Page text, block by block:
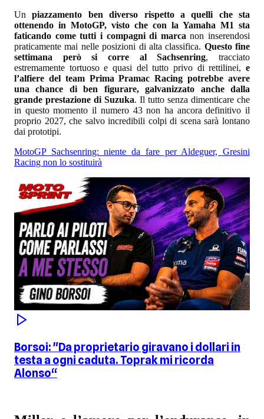
Un piazzamento ben diverso rispetto a quelli che sta
ottenendo in MotoGP, visto che con la Yamaha M1 sta
faticando come tutti i compagni di marcanon inserendosi
praticamente mai nelle posizioni di alta classifica. Questo fine
settimana però si corre al Sachsenring, tracciato
estremamente tortuoso e quasi del tutto privo di rettilinei, e
l’alfiere del team Prima Pramac Racing potrebbe avere
una chance di ben figurare, galvanizzato anche dalla
grande prestazione di Suzuka. Il tutto senza dimenticare che
in questo momento il numero 43 non ha ancora definitivo il
proprio 2027, che salvo incredibili colpi di scena sarà lontano
dai prototipi.
MotoGP Sachsenring: niente da fare per Aldeguer, Gresini
Racing non lo sostituirà
Borsoi: "Da proprietario giravano i dollari in
testa a ogni caduta. Toprak mi ricorda
Alonso“